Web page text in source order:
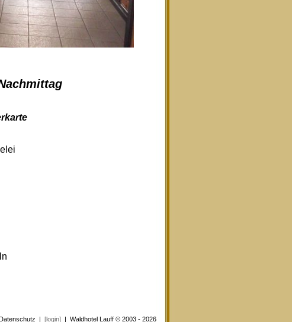
| [login] | Waldhotel Lauff © 2003 - 2026